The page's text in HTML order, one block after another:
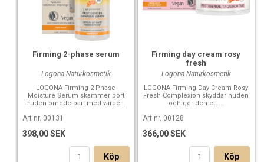
Firming 2-phase serum
Logona Naturkosmetik
LOGONA Firming 2-Phase
Moisture Serum skämmer bort
huden omedelbart med värde...
Art nr. 00131
398,00 SEK
Köp
Firming day cream rosy
fresh
Logona Naturkosmetik
LOGONA Firming Day Cream Rosy
Fresh Complexion skyddar huden
och ger den ett ...
Art nr. 00128
366,00 SEK
Köp